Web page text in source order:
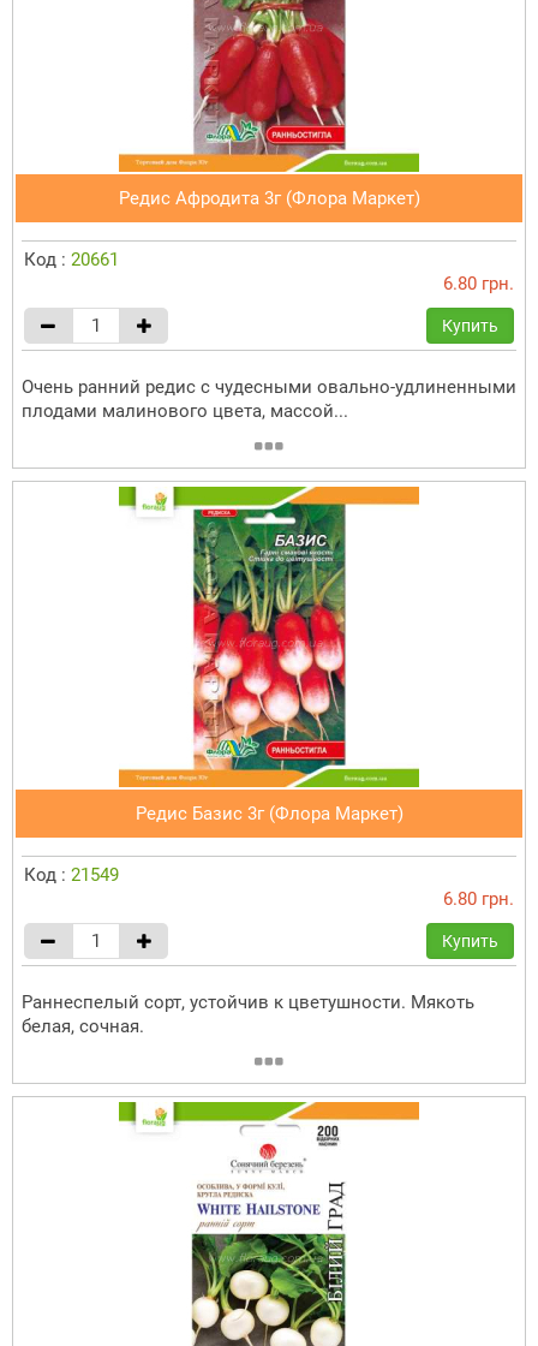
Редис Афродита 3г (Флора Маркет)
Код : 20661
6.80 грн.
Купить
Очень ранний редис с чудесными овально-удлиненными
плодами малинового цвета, массой...
Редис Базис 3г (Флора Маркет)
Код : 21549
6.80 грн.
Купить
Раннеспелый сорт, устойчив к цветушности. Мякоть
белая, сочная.